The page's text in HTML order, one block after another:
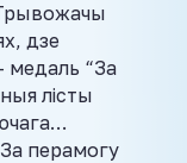
дзе
медаль “За
лісты
перамогу